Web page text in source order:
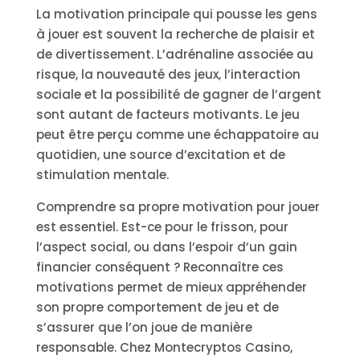
La motivation principale qui pousse les gens
à jouer est souvent la recherche de plaisir et
de divertissement. L’adrénaline associée au
risque, la nouveauté des jeux, l’interaction
sociale et la possibilité de gagner de l’argent
sont autant de facteurs motivants. Le jeu
peut être perçu comme une échappatoire au
quotidien, une source d’excitation et de
stimulation mentale.
Comprendre sa propre motivation pour jouer
est essentiel. Est-ce pour le frisson, pour
l’aspect social, ou dans l’espoir d’un gain
financier conséquent ? Reconnaître ces
motivations permet de mieux appréhender
son propre comportement de jeu et de
s’assurer que l’on joue de manière
responsable. Chez Montecryptos Casino,